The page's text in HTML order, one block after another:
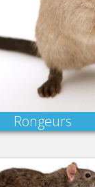
Rongeurs